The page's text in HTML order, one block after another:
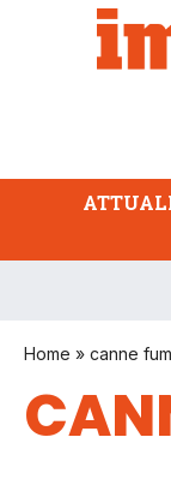
ATTUALITÀ
Home » canne